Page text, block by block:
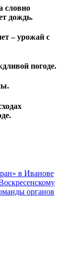
словно
дождь.
– урожай с
погоде.
в Иванове
органов